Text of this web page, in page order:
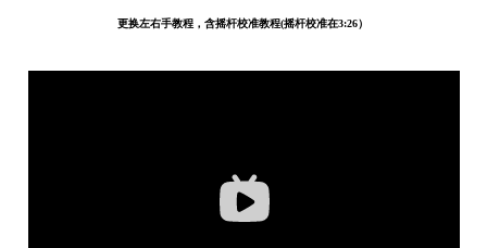
更换左右手教程，含摇杆校准教程(摇杆校准在3:26）